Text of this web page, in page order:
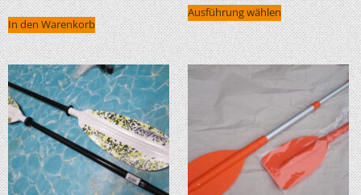
In den Warenkorb
Ausführung wählen